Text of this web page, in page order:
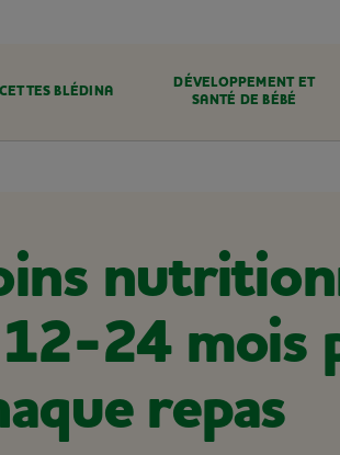
BLÉDINA
DÉVELOPPEMENT ET
SANTÉ DE BÉBÉ
24 mois
repas